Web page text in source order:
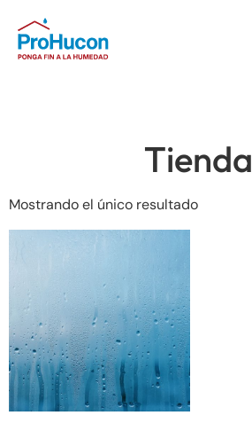
Tienda
Mostrando el único resultado